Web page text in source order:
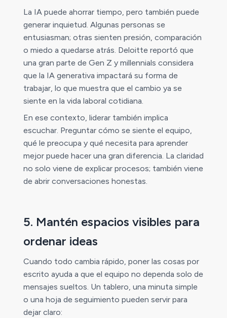
La IA puede ahorrar tiempo, pero también puede
generar inquietud. Algunas personas se
entusiasman; otras sienten presión, comparación
o miedo a quedarse atrás. Deloitte reportó que
una gran parte de Gen Z y millennials considera
que la IA generativa impactará su forma de
trabajar, lo que muestra que el cambio ya se
siente en la vida laboral cotidiana.
En ese contexto, liderar también implica
escuchar. Preguntar cómo se siente el equipo,
qué le preocupa y qué necesita para aprender
mejor puede hacer una gran diferencia. La claridad
no solo viene de explicar procesos; también viene
de abrir conversaciones honestas.
5. Mantén espacios visibles para
ordenar ideas
Cuando todo cambia rápido, poner las cosas por
escrito ayuda a que el equipo no dependa solo de
mensajes sueltos. Un tablero, una minuta simple
o una hoja de seguimiento pueden servir para
dejar claro: